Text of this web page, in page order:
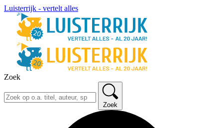
Luisterrijk - vertelt alles
Zoek
Zoek